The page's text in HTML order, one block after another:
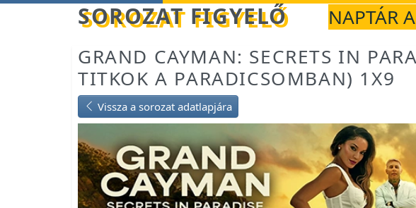
Betöltés... SOROZAT FIGYELŐ
NAPTÁR
GRAND CAYMAN: SECRETS IN
TITKOK A PARADICSOMBAN) 1X9
Vissza a sorozat adatlapjára